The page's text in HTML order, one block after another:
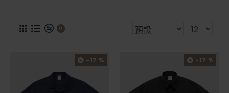
0
-17 % -17 %